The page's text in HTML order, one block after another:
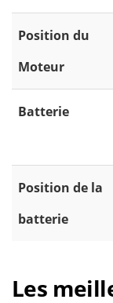
Position du
Moteur
Batterie
Position de la
batterie
Les